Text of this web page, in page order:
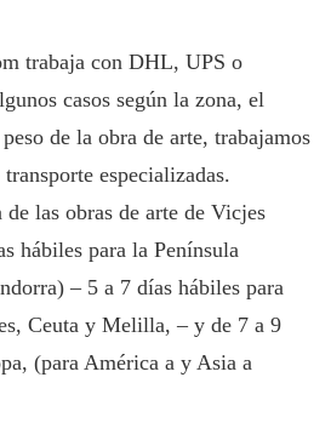
trabaja con DHL, UPS o
casos según la zona, el
de la obra de arte, trabajamos
especializadas.
de las obras de arte de Vicjes
hábiles para la Península
– 5 a 7 días hábiles para
Ceuta y Melilla, – y de 7 a 9
(para América a y Asia a